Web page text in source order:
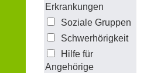
Erkrankungen
Soziale Gruppen
Schwerhörigkeit
Hilfe für
Angehörige